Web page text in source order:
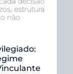
estrutura
não